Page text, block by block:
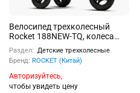
Велосипед трехколесный
Rocket 188NEW-TQ, колеса
EVA 10"/8", цвет бирюзовый
Раздел: Детские трехколесные
Бренд: ROCKET (Китай)
Авторизуйтесь,
чтобы увидеть цену